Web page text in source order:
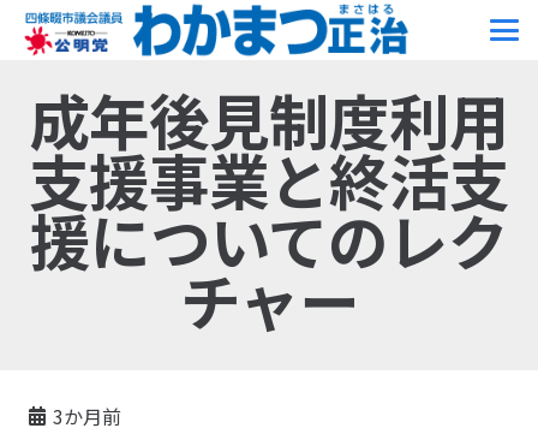
成年後見制度利用
支援事業と終活支
援についてのレク
チャー
3か月前